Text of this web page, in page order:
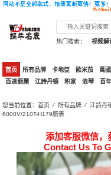
热门搜索：
视频解
首页 所有品牌 卡地亞 歐米茄 萬國
百達翡麗
江詩丹頓 积家 浪琴 百
您当前位置：首页 ⁄所有品牌 ⁄江詩丹
6000V/210T-H179腕表
添加客服微信，
Contact Us To